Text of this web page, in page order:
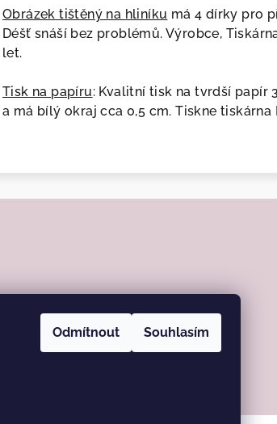
Odmítnout Souhlasím
Obrázek tištěný na hliníku má 4 dírky pro
Déšť snáší bez problémů. Výrobce,
let.
Tisk na papíru: Kvalitní tisk na tvrdší papír
a má bílý okraj cca 0,5 cm. Tiskne tiskárna